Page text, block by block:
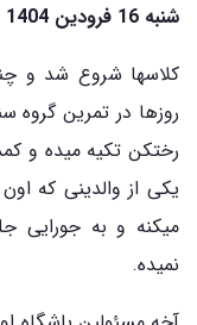
شنبه 16 فرودین 1404 – مجموعه ورزشی در جنوب شهر تهران
کلاسها شروع شد و
رختکن تکیه میده و
یکی از والدینی که
میکنه و به جورایی
نمیده.